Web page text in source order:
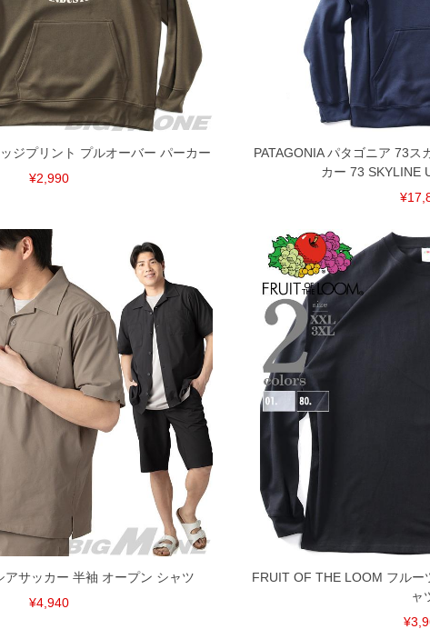
1週間以内にご連絡ください。
質上、返品交換不可とさせて頂いております。予めご了
ジプリント プルオーバー パーカー
¥2,990
PATAGONIA パタゴニア 73ス
カー 73 SKYLINE
アサッカー 半袖 オープン シャツ
¥4,940
FRUIT OF THE LOOM フル
ャ